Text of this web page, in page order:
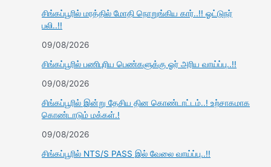
சிங்கப்பூரில் மரத்தில் மோதி நொறுங்கிய கார்..!! ஓட்டுநர்
பலி..!!
09/08/2026
சிங்கப்பூரில் பணிபுரிய பெண்களுக்கு ஓர் அரிய வாய்ப்பு..!!
09/08/2026
சிங்கப்பூரில் இன்று தேசிய தின கொண்டாட்டம்..! உற்சாகமாக
கொண்டாடும் மக்கள்.!
09/08/2026
சிங்கப்பூரில் NTS/S PASS இல் வேலை வாய்ப்பு..!!